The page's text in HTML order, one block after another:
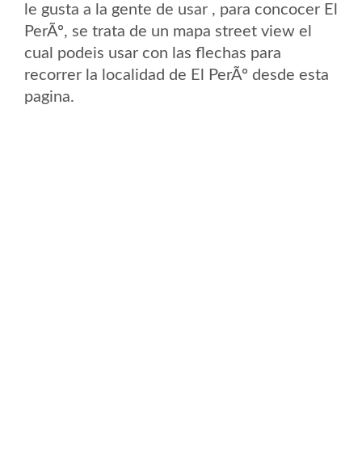
le gusta a la gente de usar , para concocer El
PerÃº, se trata de un mapa street view el
cual podeis usar con las flechas para
recorrer la localidad de El PerÃº desde esta
pagina.